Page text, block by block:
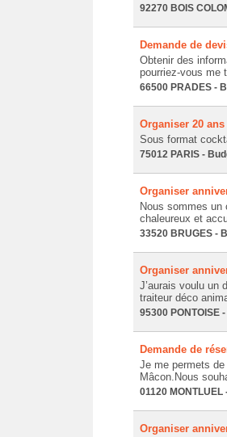
92270 BOIS
Demande de
Obtenir des
pourriez-vous me
66500 PRADES -
Organiser 20
Sous format
75012 PARIS -
Organiser
Nous sommes un
chaleureux et
33520 BRUGES -
Organiser
J’aurais voulu un
traiteur déco
95300 PONTOISE
Demande de
Je me permets
Mâcon.Nous
01120
Organiser